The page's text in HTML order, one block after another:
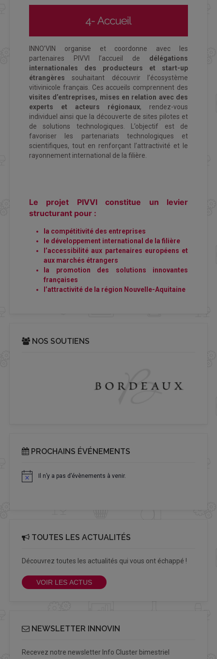
INNO’VIN organise et coordonne avec les
partenaires PIVVI l’accueil de délégations
internationales des producteurs et start-up
étrangères souhaitant découvrir l’écosystème
vitivinicole français. Ces accueils comprennent des
visites d’entreprises, mises en relation avec des
experts et acteurs régionaux, rendez-vous
individuel ainsi que la découverte de sites pilotes et
de solutions technologiques. L’objectif est de
favoriser les partenariats technologiques et
scientifiques, tout en renforçant l’attractivité et le
rayonnement international de la filière.
Le projet PIVVI constitue un levier
structurant pour :
la compétitivité des entreprises
le développement international de la filière
l’accessibilité aux partenaires européens et
aux marchés étrangers
la promotion des solutions innovantes
françaises
l’attractivité de la région Nouvelle-Aquitaine
NOS SOUTIENS
PROCHAINS ÉVÉNEMENTS
Notice Il n’y a pas d’évènements à venir.
TOUTES LES ACTUALITÉS
Découvrez toutes les actualités qui vous ont échappé !
VOIR LES ACTUS
NEWSLETTER INNOVIN
Recevez notre newsletter Info Cluster bimestriel